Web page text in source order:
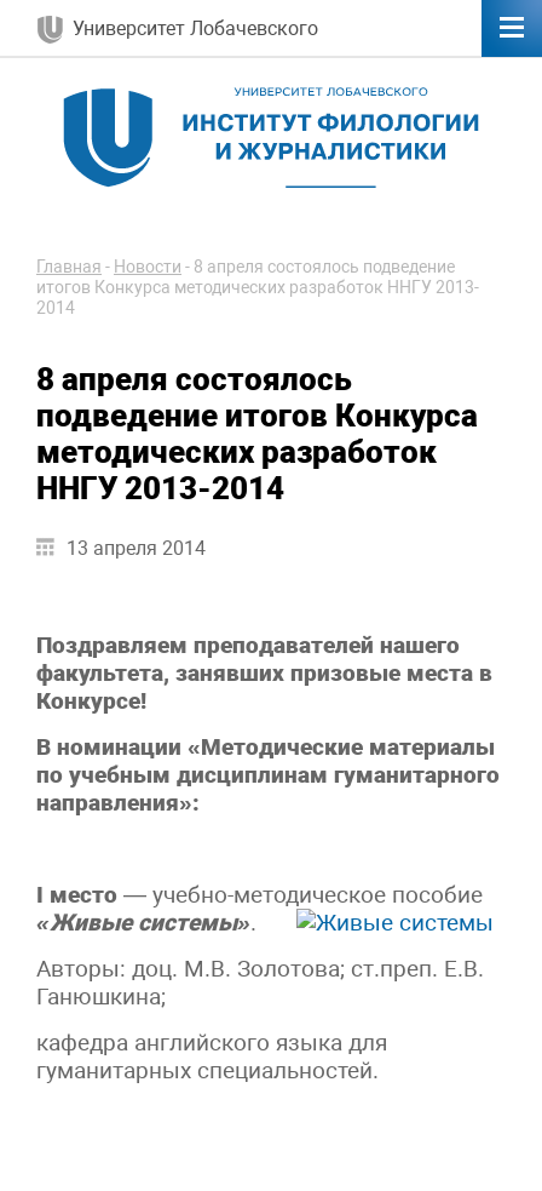
Университет Лобачевского
Главная - Новости - 8 апреля состоялось подведение
итогов Конкурса методических разработок ННГУ 2013-
2014
8 апреля состоялось
подведение итогов Конкурса
методических разработок
ННГУ 2013-2014
13 апреля 2014
Поздравляем преподавателей нашего
факультета, занявших призовые места в
Конкурсе!
В номинации «Методические материалы
по учебным дисциплинам гуманитарного
направления»:
I место — учебно-методическое пособие
«Живые системы».
Авторы: доц. М.В. Золотова; ст.преп. Е.В.
Ганюшкина;
кафедра английского языка для
гуманитарных специальностей.